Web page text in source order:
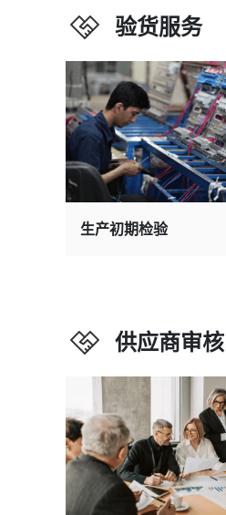
验货服务
生产初期检验
供应商审核